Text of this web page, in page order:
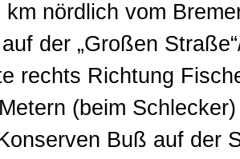
km nördlich vom
der „Großen
rechts Richtung
(beim
Buß auf der